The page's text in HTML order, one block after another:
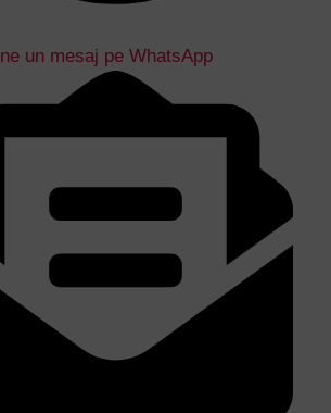
un mesaj pe WhatsApp